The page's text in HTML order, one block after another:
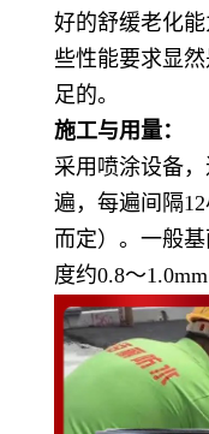
好的舒缓老化
些性能要求显
足的。
施工与用量：
采用喷涂设备
遍，每遍间隔
而定）。一般
度约0.8～